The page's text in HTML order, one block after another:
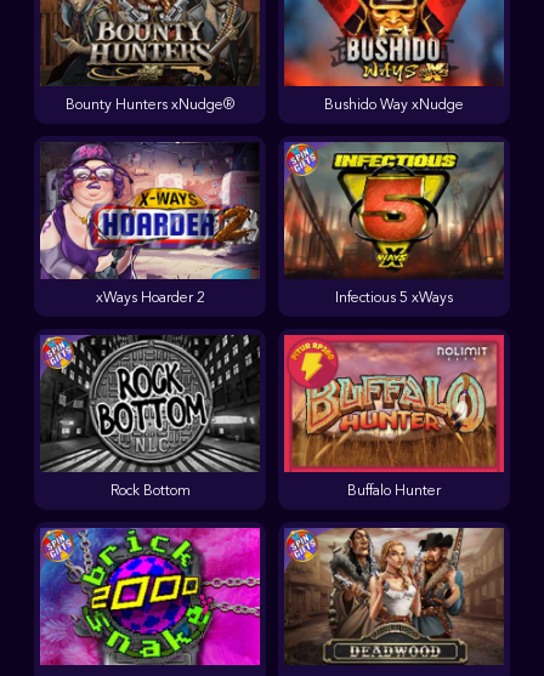
Rock Bottom
xWays Hoarder 2
Bounty Hunters xNudge®
Buffalo Hunter
Infectious 5 xWays
Bushido Way xNudge